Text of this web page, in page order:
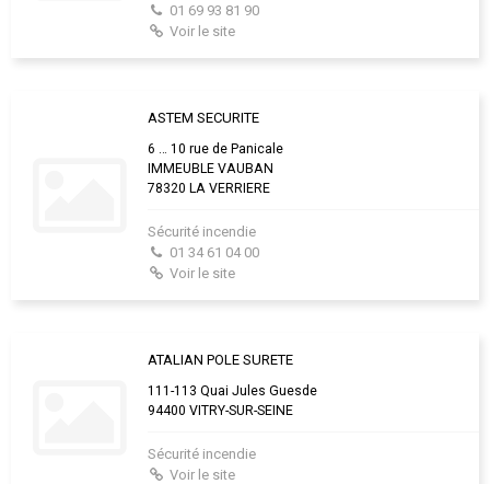
01 69 93 81 90
Voir le site
ASTEM SECURITE
6 … 10 rue de Panicale
IMMEUBLE VAUBAN
78320 LA VERRIERE
Sécurité incendie
01 34 61 04 00
Voir le site
ATALIAN POLE SURETE
111-113 Quai Jules Guesde
94400 VITRY-SUR-SEINE
Sécurité incendie
Voir le site